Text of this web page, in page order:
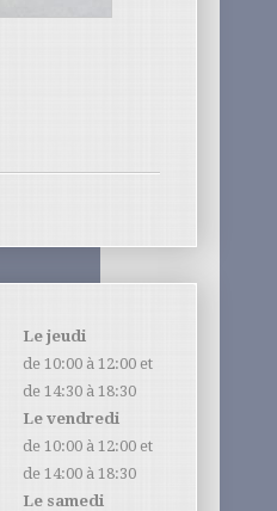
Le jeudi
de 10:00 à 12:00 et
de 14:30 à 18:30
Le vendredi
de 10:00 à 12:00 et
de 14:00 à 18:30
Le samedi